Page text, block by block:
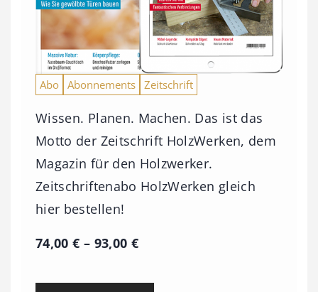
Abo Abonnements Zeitschrift
Wissen. Planen. Machen. Das ist das
Motto der Zeitschrift HolzWerken, dem
Magazin für den Holzwerker.
Zeitschriftenabo HolzWerken gleich
hier bestellen!
74,00€ – 93,00 €P
e